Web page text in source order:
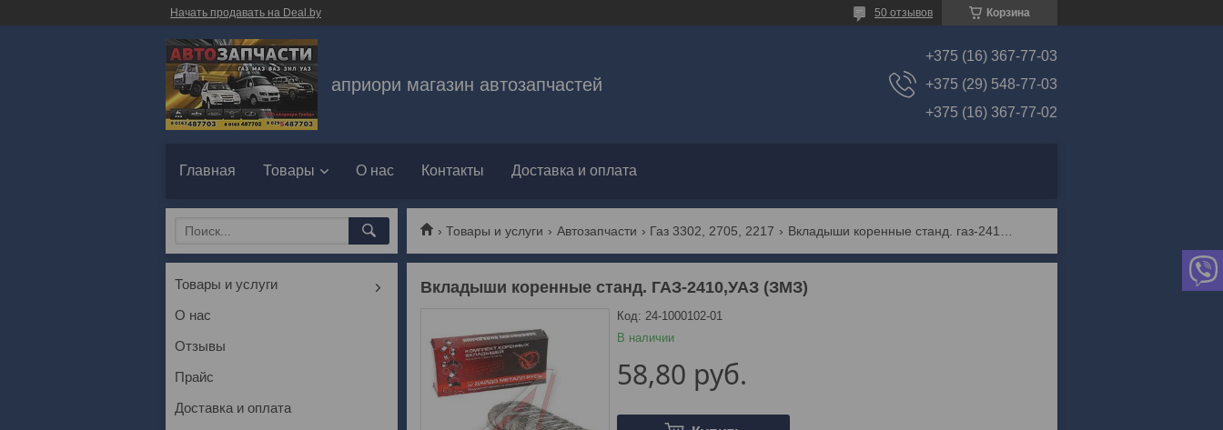
Начать продавать на Deal.by Корзина
50 отзывов
априори магазин автозапчастей
+375 (16) 367-77-03
+375 (29) 548-77-03
+375 (16) 367-77-02
Главная Товары О нас Контакты Доставка и оплата
Товары и услуги Автозапчасти Газ 3302, 2705, 2217
Вкладыши коренные станд. ГАЗ-2410,УАЗ (ЗМЗ)
В наличии
Код: 24-1000102-01
58,80 руб.
Товары и услуги
О нас
Отзывы
Прайс
Доставка и оплата